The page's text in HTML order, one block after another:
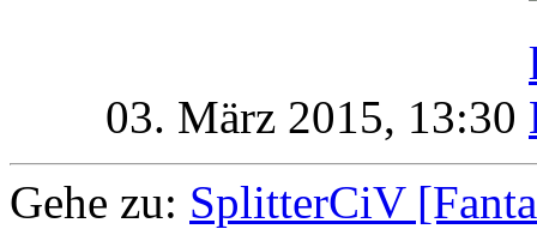
03. März 2015, 13:30
Gehe zu: SplitterCiV